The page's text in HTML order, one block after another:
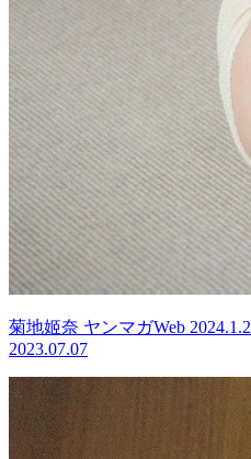
菊地姬奈 ヤンマガWeb
2023.07.07